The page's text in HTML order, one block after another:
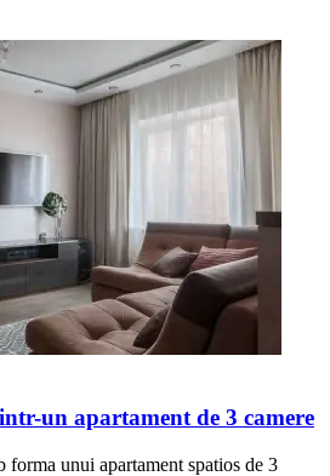
un apartament de 3 camere
forma unui apartament spatios de 3